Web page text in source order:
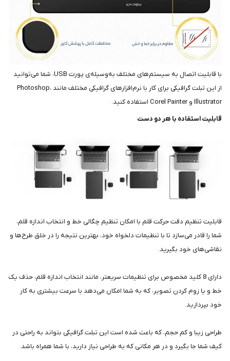
با قابلیت اتصال به سیستم‌های مختلف به‌وسیله‌ی پورت USB، شما می‌توانید
از این تبلت گرافیکی برای کار با نرم‌افزارهای گرافیکی مختلف مانند Photoshop،
Illustrator و Corel Painter استفاده کنید.
قابلیت استفاده با هر دو دست
قابلیت تنظیم دقت حرکت قلم با امکان تنظیم چگالی خط و انتخاب اندازه قلم،
شما را قادر می‌سازد تا با تنظیمات دلخواه خود، بهترین نتیجه را در خلق طرح‌ها و
نقاشی‌های خود بگیرید.
دارای 8 کلید مخصوص برای تنظیمات سریعتر، مانند انتخاب اندازه قلم، حذف یک
خط و یا زوم کردن تصویر، که به شما امکان می‌دهد با سرعت بیشتری به کار
خود بپردازید.
طراحی زیبا و کم حجم، که باعث شده است این تبلت گرافیکی بتواند به راحتی در
کیف شما جا بگیرد و در هر مکانی که به طراحی نیاز دارید، با شما همراه باشد.